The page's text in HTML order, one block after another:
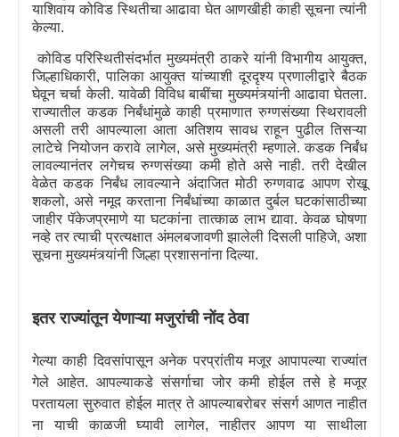
याशिवाय कोविड स्थितीचा आढावा घेत आणखीही काही सूचना त्यांनी
केल्या.
कोविड परिस्थितीसंदर्भात मुख्यमंत्री ठाकरे यांनी विभागीय आयुक्त,
जिल्हाधिकारी,पालिका आयुक्त यांच्याशी दूरदृश्य प्रणालीद्वारे बैठक
घेवून चर्चा केली. यावेळी विविध बाबींचा मुख्यमंत्र्यांनी आढावा घेतला.
राज्यातील कडक निर्बंधांमुळे काही प्रमाणात रुग्णसंख्या स्थिरावली
असली तरी आपल्याला आता अतिशय सावध राहून पुढील तिसऱ्या
लाटेचे नियोजन करावे लागेल, असे मुख्यमंत्री म्हणाले. कडक निर्बंध
लावल्यानंतर लगेचच रुग्णसंख्या कमी होते असे नाही. तरी देखील
वेळेत कडक निर्बंध लावल्याने अंदाजित मोठी रुग्णवाढ आपण रोखू
शकलो, असे नमूद करताना निर्बंधांच्या काळात दुर्बल घटकांसाठीच्या
जाहीर पॅकेजप्रमाणे या घटकांना तात्काळ लाभ द्यावा. केवळ घोषणा
नव्हे तर त्याची प्रत्यक्षात अंमलबजावणी झालेली दिसली पाहिजे, अशा
सूचना मुख्यमंत्र्यांनी जिल्हा प्रशासनांना दिल्या.
इतर राज्यांतून येणाऱ्या मजुरांची नोंद ठेवा
गेल्या काही दिवसांपासून अनेक परप्रांतीय मजूर आपापल्या राज्यांत
गेले आहेत. आपल्याकडे संसर्गाचा जोर कमी होईल तसे हे मजूर
परतायला सुरुवात होईल मात्र ते आपल्याबरोबर संसर्ग आणत नाहीत
ना याची काळजी घ्यावी लागेल,नाहीतर आपण या साथीला